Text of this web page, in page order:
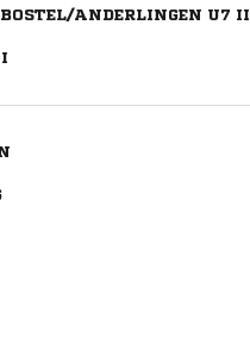
ANDERLINGEN U7 II